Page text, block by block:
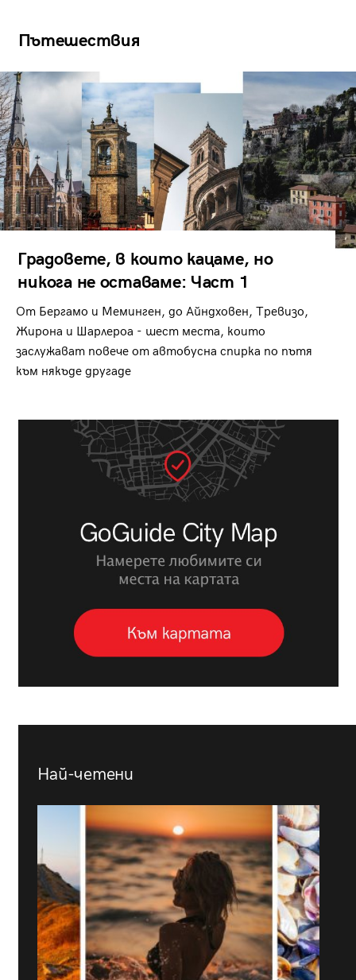
Пътешествия
Градовете, в които кацаме, но
никога не оставаме: Част 1
От Бергамо и Меминген, до Айндховен, Тревизо,
Жирона и Шарлероа - шест места, които
заслужават повече от автобусна спирка по пътя
към някъде другаде
Най-четени